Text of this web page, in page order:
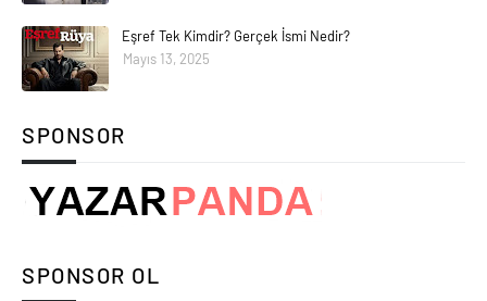
Eşref Tek Kimdir? Gerçek İsmi Nedir?
Mayıs 13, 2025
SPONSOR
SPONSOR OL